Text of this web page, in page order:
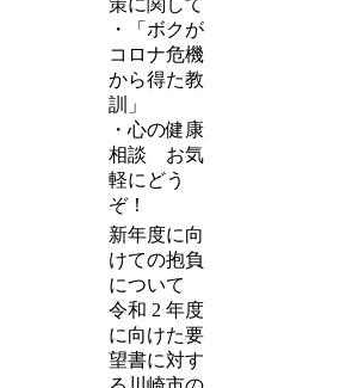
・「ボクが
コロナ危機
から得た教
訓」
・心の健康
相談 お気
軽にどう
ぞ！
新年度に向
けての抱負
について
令和 2 年度
に向けた要
望書に対す